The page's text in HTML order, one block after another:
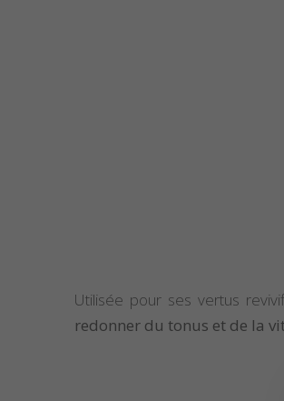
Utilisée pour ses vertus
redonner du tonus et de la